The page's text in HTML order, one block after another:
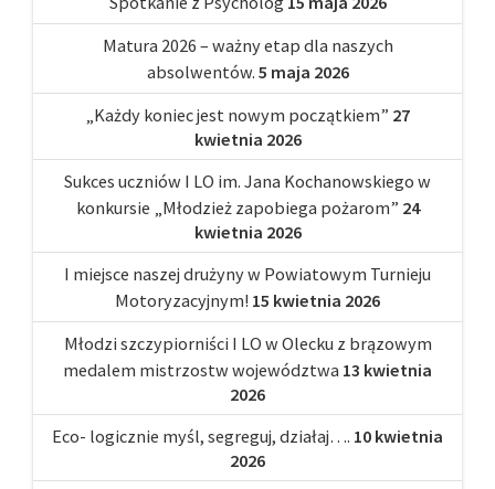
Matura 2026 – ważny etap dla naszych
absolwentów. 5 maja 2026
„Każdy koniec jest nowym początkiem” 27
kwietnia 2026
Sukces uczniów I LO im. Jana Kochanowskiego w
konkursie „Młodzież zapobiega pożarom” 24
kwietnia 2026
I miejsce naszej drużyny w Powiatowym Turnieju
Motoryzacyjnym! 15 kwietnia 2026
Młodzi szczypiorniści I LO w Olecku z brązowym
medalem mistrzostw województwa 13 kwietnia
2026
Eco- logicznie myśl, segreguj, działaj…. 10 kwietnia
2026